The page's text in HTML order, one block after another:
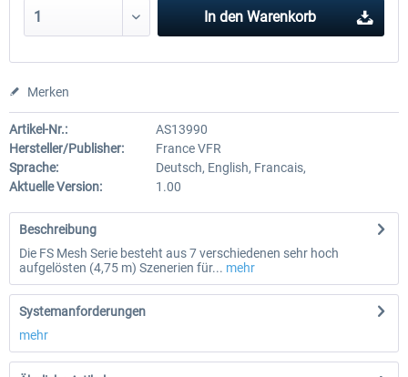
In den Warenkorb
Merken
Artikel-Nr.:
AS13990
Hersteller/Publisher:
France VFR
Sprache:
Deutsch, English, Francais,
Aktuelle Version:
1.00
Beschreibung
Die FS Mesh Serie besteht aus 7 verschiedenen sehr hoch
aufgelösten (4,75 m) Szenerien für... mehr
Systemanforderungen
mehr